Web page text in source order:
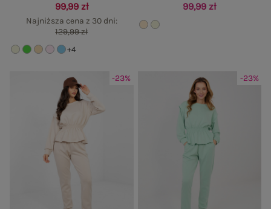
99,99 zł
Najniższa cena z 30 dni:
129,99 zł
+4
99,99 zł
-23% -23%